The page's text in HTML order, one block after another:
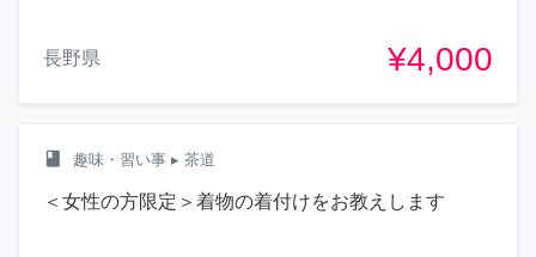
長野県 ¥4,000
class 趣味・習い事 ▸ 茶道
＜女性の方限定＞着物の着付けをお教えします